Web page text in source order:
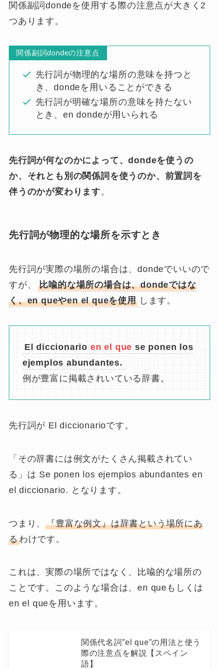
関係副詞dondeを使用する際の注意点が大きく2
つあります。
関係副詞dondeの注意点
先行詞が物理的な場所の意味を持つと
き、dondeを用いることができる
先行詞が明確な場所の意味を持たない
とき、en dondeが用いられる
先行詞が何なのかによって、dondeを使うの
か、それとも別の関係詞を使うのか、前置詞を
伴うのかが変わります。
先行詞が物理的な場所を示すとき
先行詞が実際の場所の場合は、dondeでいいので
すが、
比喩的な場所の場合は、dondeではな
く、en queやen el queを使用 します。
El diccionario en el que se ponen los
ejemplos abundantes.
例が豊富に掲載されいている辞書。
先行詞が El diccionarioです。
「その辞書には例文がたくさん掲載されてい
る」は Se ponen los ejemplos abundantes en
el diccionario. となります。
つまり、『豊富な例文』は辞書という場所にあ
るわけです。
これは、実際の場所ではなく、比喩的な場所の
ことです。このような場合は、en queもしくは
en el queを用います。
関係代名詞”el que”の用法と使う
際の注意点を解説【スペイン
語】